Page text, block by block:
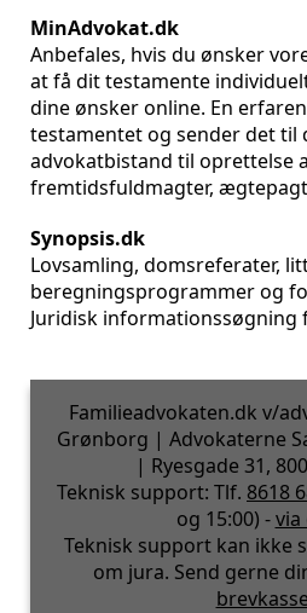
MinAdvokat.dk
Anbefales, hvis du ønsker
at få dit testamente
dine ønsker online. En
testamentet og sender det til
advokatbistand til oprettelse
fremtidsfuldmagter,
Synopsis.dk
Lovsamling, domsreferater,
beregningsprogrammer og
Juridisk informationssøgning
Familieadvokaten.dk v/
Grønborg | Advokaterne
| Ryesgade 31,
Teknisk support: Tlf. 8618
og 15:00) -via
Teknisk support kan ikke
om jura. Send gerne